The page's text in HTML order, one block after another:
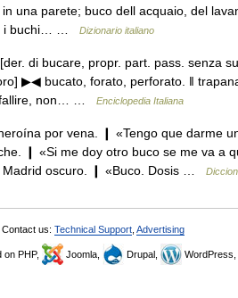
una parete; buco dell acquaio, del
i buchi… …
Dizionario italiano
di bucare, propr. part. pass. senza
▶◀ bucato, forato, perforato. ‖
fallire, non… …
Enciclopedia Italiana
por vena. ❙ «Tengo que darme
❙ «Si me doy otro buco se me va a
Madrid oscuro. ❙ «Buco. Dosis …
Contact us: Technical Support Advertising
on PHP, Joomla, Drupal, WordPress,